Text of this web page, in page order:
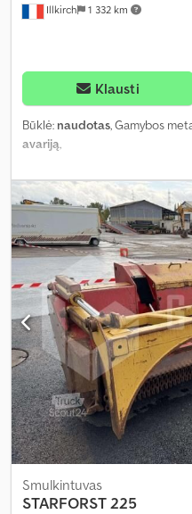
Illkirch 1 332 km
Klausti
Būklė: naudotas, Gamybos
avariją,
Smulkintuvas
STARFORST 225